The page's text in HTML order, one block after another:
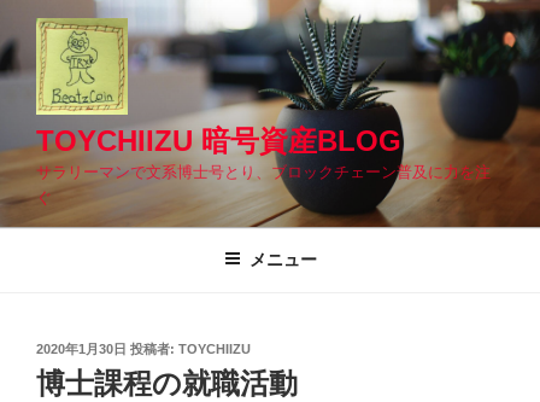
ン
テ
へ
TOYCHIIZU 暗号資産BLOG
サラリーマンで文系博士号とり、ブロックチェーン普及に力を注
ぐ
メニュー
投
稿
日:
2020年1月30日 投稿者: TOYCHIIZU
博士課程の就職活動